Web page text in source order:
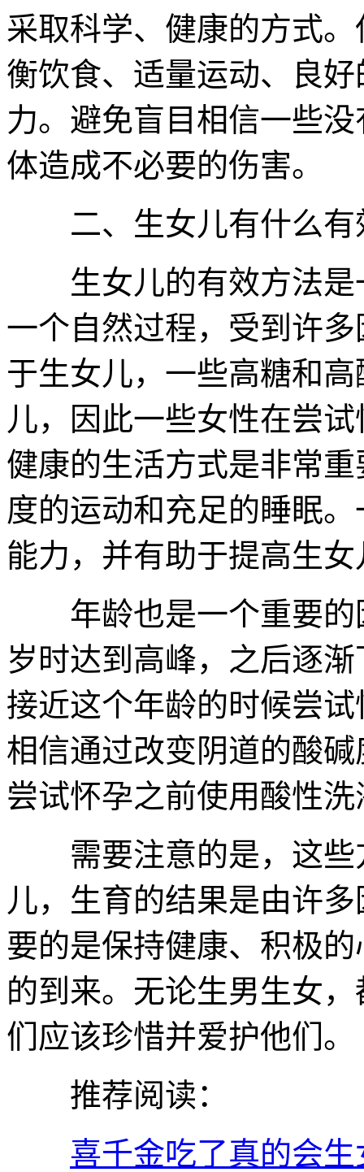
采取科学、健康的方式
衡饮食、适量运动、良
力。避免盲目相信一些
体造成不必要的伤害。
二、生女儿有什么有
生女儿的有效方法是
一个自然过程，受到许
于生女儿，一些高糖和
儿，因此一些女性在尝
健康的生活方式是非常
度的运动和充足的睡眠
能力，并有助于提高生
年龄也是一个重要的
岁时达到高峰，之后逐
接近这个年龄的时候尝
相信通过改变阴道的酸
尝试怀孕之前使用酸性
需要注意的是，这些
儿，生育的结果是由许
要的是保持健康、积极
的到来。无论生男生女
们应该珍惜并爱护他们。
推荐阅读：
喜千金吃了真的会